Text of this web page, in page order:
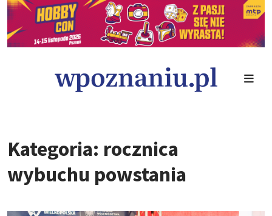
Kategoria: rocznica
wybuchu powstania